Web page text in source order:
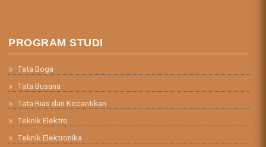
PROGRAM STUDI
Tata Boga
Tata Busana
Tata Rias dan Kecantikan
Teknik Elektro
Teknik Elektronika